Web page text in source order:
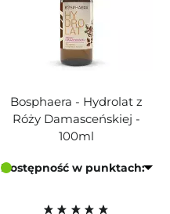
Bosphaera - Hydrolat z
Róży Damasceńskiej -
100ml
Dostępność w punktach: